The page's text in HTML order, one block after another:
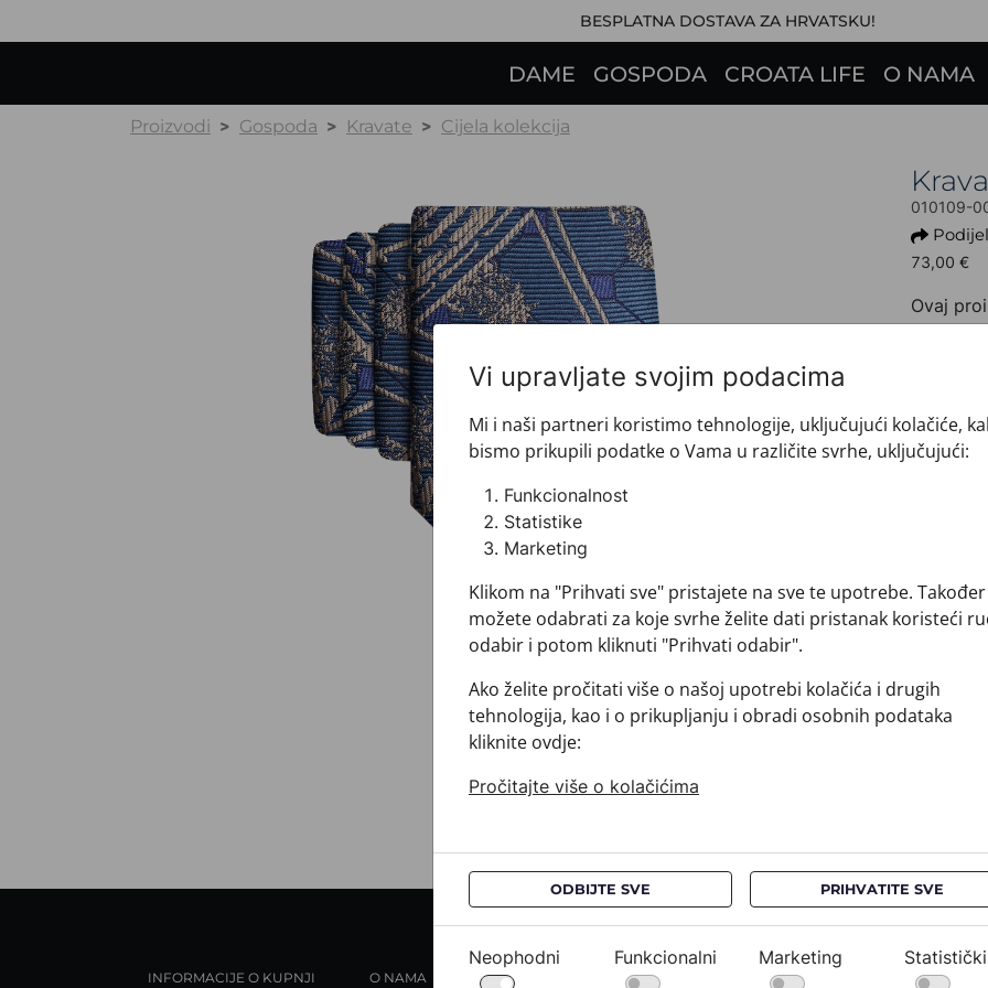
BESPLATNA DOSTAVA ZA HRVATSKU!
DAME GOSPODA CROATA LIFE O NAMA
Proizvodi Gospoda Kravate Cijela kolekcija
010109-
73,00 €
Ovaj
+ INFO
Boja:
Brand:
+
+
+
INFORMACIJE O KUPNJI O NAMA
PRAVNE OBAVIJESTI
NEWSLETTER
Vi upravljate svojim podacima
Mi i naši partneri koristimo tehnologije, uključujući kolačiće,
bismo prikupili podatke o Vama u različite svrhe, uključujući:
Funkcionalnost
Statistike
Marketing
Klikom na "Prihvati sve" pristajete na sve te upotrebe. Također
možete odabrati za koje svrhe želite dati pristanak koristeći
odabir i potom kliknuti "Prihvati odabir".
Ako želite pročitati više o našoj upotrebi kolačića i drugih
tehnologija, kao i o prikupljanju i obradi osobnih podataka
kliknite ovdje:
Pročitajte više o kolačićima
ODBIJTE SVE PRIHVATITE SVE
Neophodni Funkcionalni Marketing Statistički